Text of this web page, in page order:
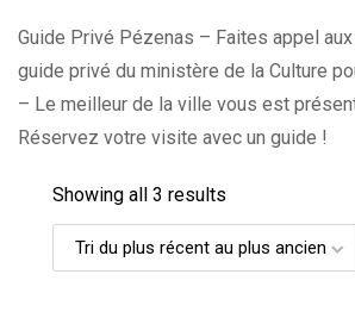
Guide Privé Pézenas – Faites appel aux
guide privé du ministère de la Culture
– Le meilleur de la ville vous est
Réservez votre visite avec un guide !
Showing all 3 results